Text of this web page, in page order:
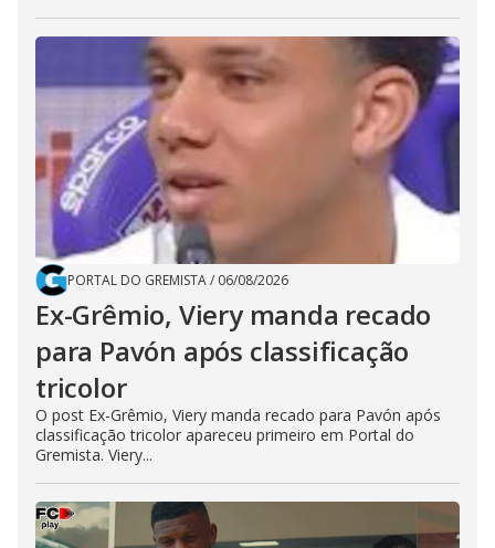
PORTAL DO GREMISTA/ 06/08/2026
Ex-Grêmio, Viery manda recado
para Pavón após classificação
tricolor
O post Ex-Grêmio, Viery manda recado para Pavón após
classificação tricolor apareceu primeiro em Portal do
Gremista. Viery...